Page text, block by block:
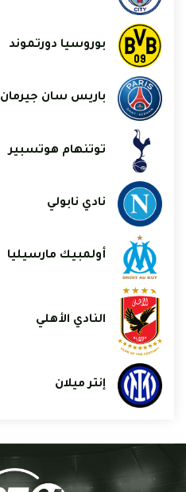
بوروسيا دورتموند
باريس سان جيرمان
توتنهام هوتسبير
نادي نابولي
أولمبيك مارسيليا
النادي الأهلي
إنتر ميلان